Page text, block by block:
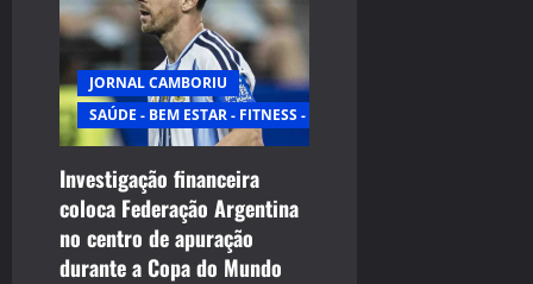
JORNAL CAMBORIU
SAÚDE - BEM ESTAR - FITNESS - ESPORTE
Investigação financeira
coloca Federação Argentina
no centro de apuração
durante a Copa do Mundo